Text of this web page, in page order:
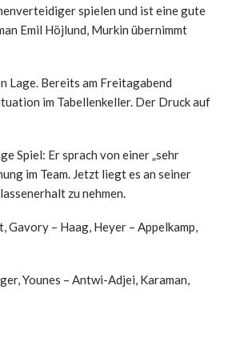
spielen und ist eine gute
Emil Höjlund, Murkin übernimmt
Lage. Bereits am Freitagabend
im Tabellenkeller. Der Druck auf
Spiel: Er sprach von einer „sehr
im Team. Jetzt liegt es an seiner
zu nehmen.
Gavory – Haag, Heyer – Appelkamp,
Younes – Antwi-Adjei, Karaman,